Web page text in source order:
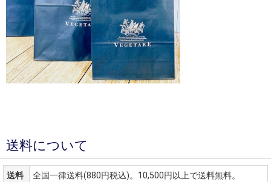
送料について
送料 全国一律送料(880円税込)。10,500円以上で送料無料。